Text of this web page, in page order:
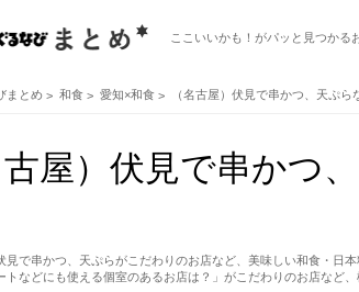
ここいいかも！がパッと見つかる
まとめ 和食 愛知×和食 （名古屋）伏見で串かつ、天ぷ
古屋）伏見で串かつ
見で串かつ、天ぷらがこだわりのお店など、美味しい和食・日
トなどにも使える個室のあるお店は？」がこだわりのお店など